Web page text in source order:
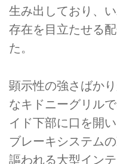
生み出しており、
存在を目立たせる
た。
顕示性の強さばか
なキドニーグリル
イド下部に口を開
ブレーキシステム
謳われる大型イン